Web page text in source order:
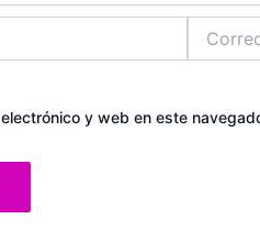
y web en este